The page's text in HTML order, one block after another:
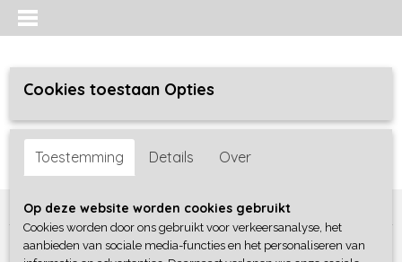
Inloggen Registreren
Home >Meisjes>Truien / sweaters / vesten>Blue Seven
Cookies toestaan Opties
Toestemming Details Over
Op deze website worden cookies gebruikt
Cookies worden door ons gebruikt voor verkeersanalyse, het
aanbieden van sociale media-functies en het personaliseren van